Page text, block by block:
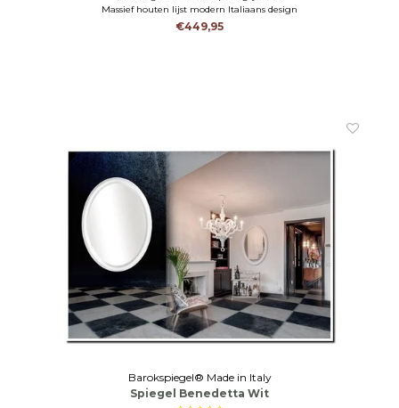
Massief houten lijst modern Italiaans design
€449,95
Barokspiegel® Made in Italy
Spiegel Benedetta Wit